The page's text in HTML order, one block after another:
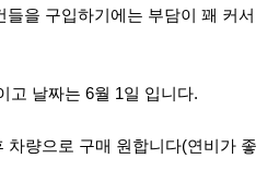
을 구입하기에는 부담이 꽤 커서
고 날짜는 6월 1일 입니다.
차량으로 구매 원합니다(연비가 좋